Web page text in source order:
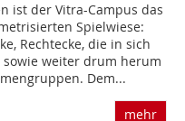
ist der Vitra-Campus das
Spielwiese:
Rechtecke, die in sich
sowie weiter drum herum
Dem...
mehr